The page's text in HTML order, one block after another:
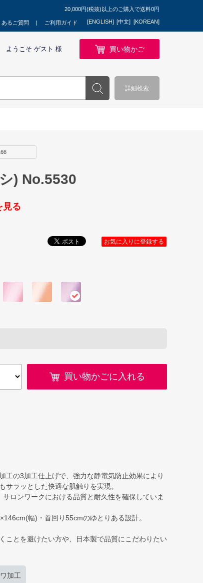
20,000円(税抜)以上のご購入で送料0円
あるご質問 ご利用ガイド [ENGLISH] [中文] [KOREAN]
ようこそ ゲスト 様 買い物かご
詳細検索
) No.5530
見る
お気に入りに登録する
買い物かごに入れる
工の3加工仕上げで、強力な静電気防止効果により
サラッとした快適な肌触りを実現。
ロンワークにおける品質と耐久性を確保していま
幅)・首回り55cmのゆとりある設計。
ことを避けたい方や、日本製で品質にこだわりたい
加工